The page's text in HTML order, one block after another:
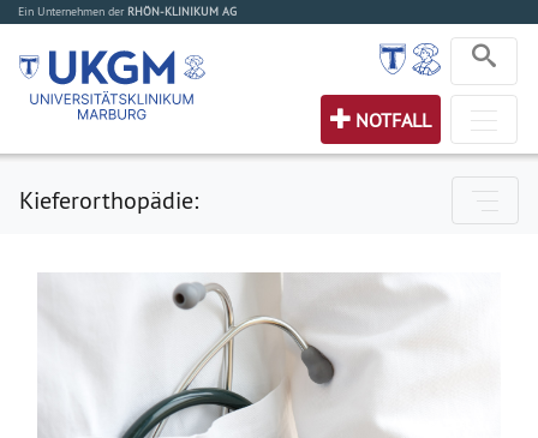
Ein Unternehmen der RHÖN-KLINIKUM AG
NOTFALL
Kieferorthopädie: